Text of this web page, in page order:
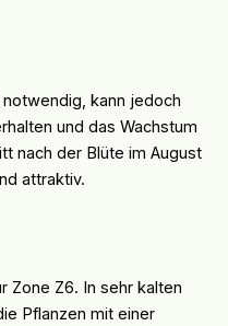
kann jedoch
und das Wachstum
nach der Blüte im August
attraktiv.
Zone Z6. In sehr kalten
Pflanzen mit einer